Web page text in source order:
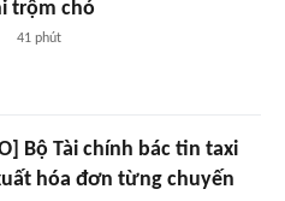
trộm chó
41 phút
Bộ Tài chính bác tin taxi
hóa đơn từng chuyến